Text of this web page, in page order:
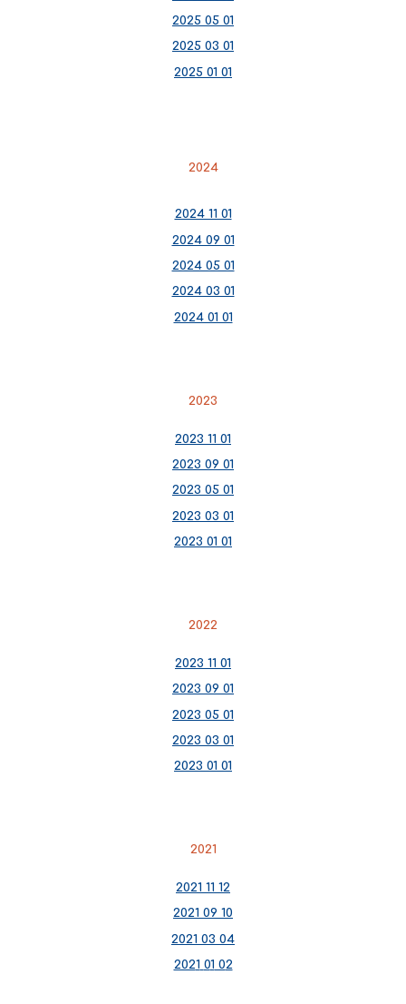
2025 05 01
2025 03 01
2025 01 01
2024
2024 11 01
2024 09 01
2024 05 01
2024 03 01
2024 01 01
2023
2023 11 01
2023 09 01
2023 05 01
2023 03 01
2023 01 01
2022
2023 11 01
2023 09 01
2023 05 01
2023 03 01
2023 01 01
2021
2021 11 12
2021 09 10
2021 03 04
2021 01 02